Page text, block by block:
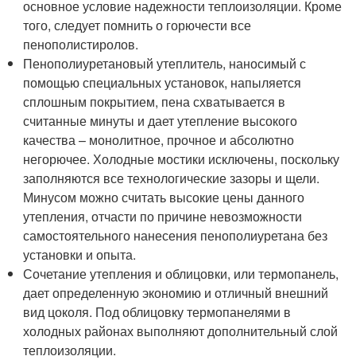
основное условие надежности теплоизоляции. Кроме
того, следует помнить о горючести все
пенополистиролов.
Пенополиуретановый утеплитель, наносимый с
помощью специальных установок, напыляется
сплошным покрытием, пена схватывается в
считанные минуты и дает утепление высокого
качества – монолитное, прочное и абсолютно
негорючее. Холодные мостики исключены, поскольку
заполняются все технологические зазоры и щели.
Минусом можно считать высокие цены данного
утепления, отчасти по причине невозможности
самостоятельного нанесения пенополиуретана без
установки и опыта.
Сочетание утепления и облицовки, или термопанель,
дает определенную экономию и отличный внешний
вид цоколя. Под облицовку термопанелями в
холодных районах выполняют дополнительный слой
теплоизоляции.